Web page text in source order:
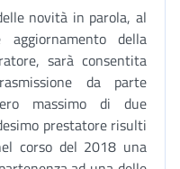
novità in parola, al
della
sarà consentita
da parte
massimo di due
prestatore risulti
corso del 2018 una